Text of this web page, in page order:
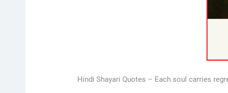
Hindi Shayari Quotes – Each soul carries